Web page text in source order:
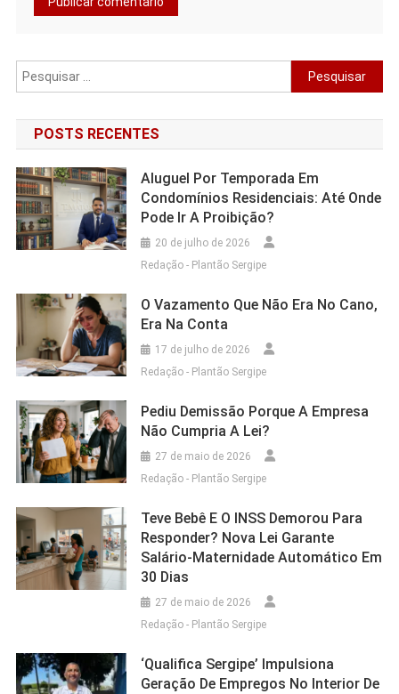
Pesquisar
por:
POSTS RECENTES
Aluguel Por Temporada Em
Condomínios Residenciais: Até Onde
Pode Ir A Proibição?
20 de julho de 2026
Redação - Plantão Sergipe
O Vazamento Que Não Era No Cano,
Era Na Conta
17 de julho de 2026
Redação - Plantão Sergipe
Pediu Demissão Porque A Empresa
Não Cumpria A Lei?
27 de maio de 2026
Redação - Plantão Sergipe
Teve Bebê E O INSS Demorou Para
Responder? Nova Lei Garante
Salário-Maternidade Automático Em
30 Dias
27 de maio de 2026
Redação - Plantão Sergipe
‘Qualifica Sergipe’ Impulsiona
Geração De Empregos No Interior De